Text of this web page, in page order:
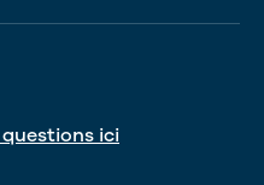
ici